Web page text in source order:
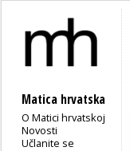
Matica hrvatska
O Matici hrvatskoj
Novosti
Učlanite se